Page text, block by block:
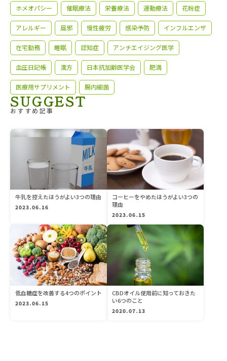
ホメオパシー 催眠療法 栄養療法 運動療法 花粉症
アレルギー 風邪 慢性疲労 感染予防 インフルエンザ
在宅勤務 睡眠 認知症 アンチエイジング医学
血圧日記帳 漢方 日本抗加齢医学会 肥満
医療用サプリメント 腸内細菌
SUGGEST
おすすめ記事
牛乳を控えたほうがよい3つの理由
2023.06.16
コーヒーをやめたほうがよい3つの
理由
2023.06.15
低血糖症を改善する4つのポイント
2023.06.15
CBDオイル使用前に知っておきた
い6つのこと
2020.07.13